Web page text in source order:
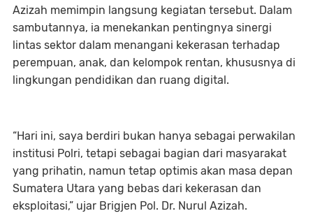
Azizah memimpin langsung kegiatan tersebut. Dalam
sambutannya, ia menekankan pentingnya sinergi
lintas sektor dalam menangani kekerasan terhadap
perempuan, anak, dan kelompok rentan, khususnya di
lingkungan pendidikan dan ruang digital.
“Hari ini, saya berdiri bukan hanya sebagai perwakilan
institusi Polri, tetapi sebagai bagian dari masyarakat
yang prihatin, namun tetap optimis akan masa depan
Sumatera Utara yang bebas dari kekerasan dan
eksploitasi,” ujar Brigjen Pol. Dr. Nurul Azizah.